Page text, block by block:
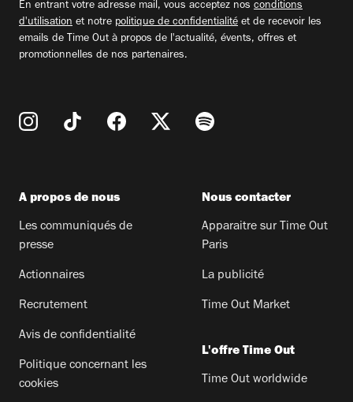
En entrant votre adresse mail, vous acceptez nos conditions
d'utilisation et notre politique de confidentialité et de recevoir les
emails de Time Out à propos de l'actualité, évents, offres et
promotionnelles de nos partenaires.
A propos de nous
Les communiqués de
presse
Actionnaires
Recrutement
Avis de confidentialité
Politique concernant les
cookies
Nous contacter
Apparaitre sur Time Out
Paris
La publicité
Time Out Market
L'offre Time Out
Time Out worldwide